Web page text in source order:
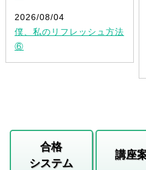
2026/08/04
僕、私のリフレッシュ方法
⑥
合格
システム
講座